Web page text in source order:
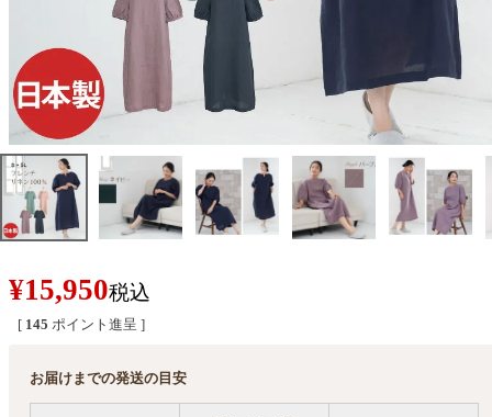
¥15,950税込
[ 145 ポイント進呈 ]
お届けまでの発送の目安